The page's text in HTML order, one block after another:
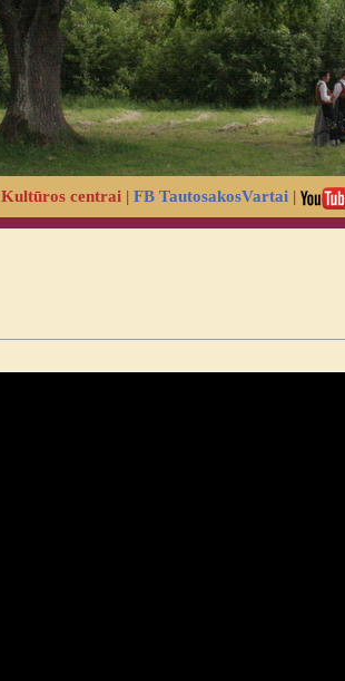
Kultūros centrai| FB TautosakosVartai |